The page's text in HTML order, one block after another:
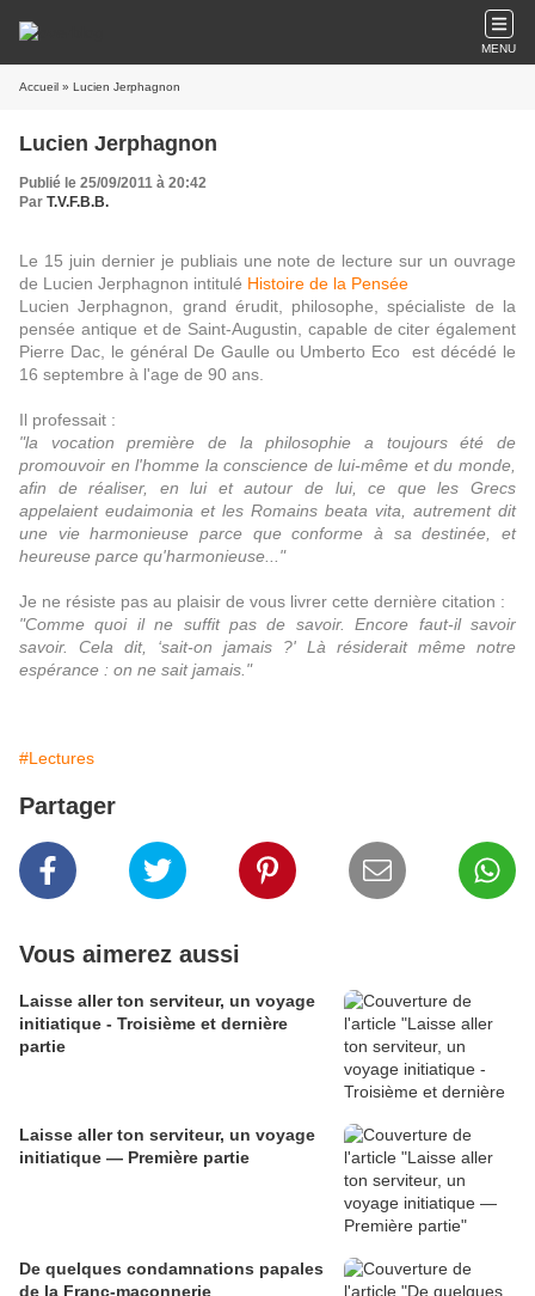
MENU
Accueil » Lucien Jerphagnon
Lucien Jerphagnon
Publié le 25/09/2011 à 20:42
Par T.V.F.B.B.
Le 15 juin dernier je publiais une note de lecture sur un ouvrage
de Lucien Jerphagnon intitulé Histoire de la Pensée
Lucien Jerphagnon, grand érudit, philosophe, spécialiste de la
pensée antique et de Saint-Augustin, capable de citer également
Pierre Dac, le général De Gaulle ou Umberto Eco est décédé le
16 septembre à l'age de 90 ans.
Il professait :
"la vocation première de la philosophie a toujours été de
promouvoir en l'homme la conscience de lui-même et du monde,
afin de réaliser, en lui et autour de lui, ce que les Grecs
appelaient eudaimonia et les Romains beata vita, autrement dit
une vie harmonieuse parce que conforme à sa destinée, et
heureuse parce qu'harmonieuse..."
Je ne résiste pas au plaisir de vous livrer cette dernière citation :
"Comme quoi il ne suffit pas de savoir. Encore faut-il savoir
savoir. Cela dit, ‘sait-on jamais ?' Là résiderait même notre
espérance : on ne sait jamais."
#Lectures
Partager
Vous aimerez aussi
Laisse aller ton serviteur, un voyage
initiatique - Troisième et dernière
partie
Laisse aller ton serviteur, un voyage
initiatique — Première partie
De quelques condamnations papales
de la Franc-maçonnerie